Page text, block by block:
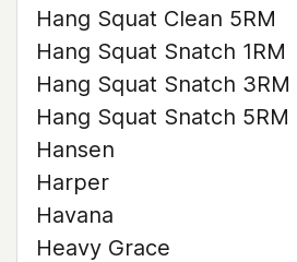
Hang Squat Clean 5RM
Hang Squat Snatch 1RM
Hang Squat Snatch 3RM
Hang Squat Snatch 5RM
Hansen
Harper
Havana
Heavy Grace